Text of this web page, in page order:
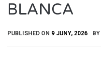
BLANCA
PUBLISHED ON 9 JUNY, 2026 BY